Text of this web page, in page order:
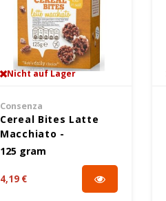
Nicht auf Lager
Consenza
Cereal Bites Latte
Macchiato -
Glutenfrei
125 gram
4,19 €